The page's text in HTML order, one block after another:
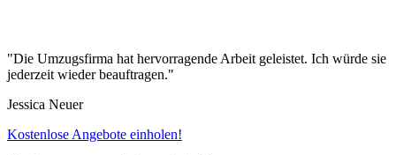
"Die Umzugsfirma hat hervorragende Arbeit geleistet. Ich würde sie
jederzeit wieder beauftragen."
Jessica Neuer
Kostenlose Angebote einholen!